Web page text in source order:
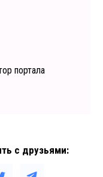
портала
с друзьями: